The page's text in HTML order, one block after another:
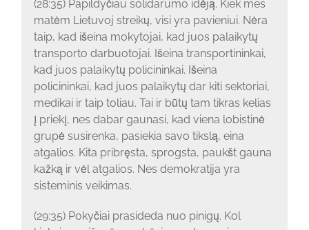
(28:35) Papildyčiau solidarumo idėją. Kiek mes
matėm Lietuvoj streikų, visi yra pavieniui. Nėra
taip, kad išeina mokytojai, kad juos palaikytų
transporto darbuotojai. Išeina transportininkai,
kad juos palaikytų policininkai. Išeina
policininkai, kad juos palaikytų dar kiti sektoriai,
medikai ir taip toliau. Tai ir būtų tam tikras kelias
į priekį, nes dabar gaunasi, kad viena lobistinė
grupė susirenka, pasiekia savo tikslą, eina
atgalios. Kita pribręsta, sprogsta, paukšt gauna
kažką ir vėl atgalios. Nes demokratija yra
sisteminis veikimas.
(29:35) Pokyčiai prasideda nuo pinigų. Kol